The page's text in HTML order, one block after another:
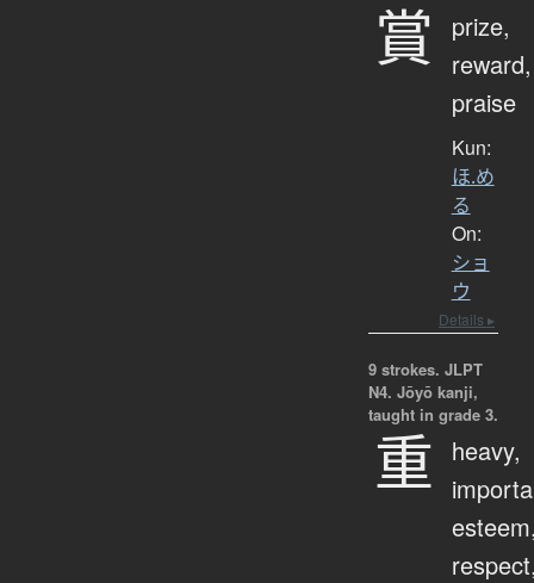
賞
prize,
reward,
praise
Kun:
ほ.め
る
On:
ショ
ウ
Details ▸
9 strokes. JLPT
N4. Jōyō kanji,
taught in grade 3.
重
heavy,